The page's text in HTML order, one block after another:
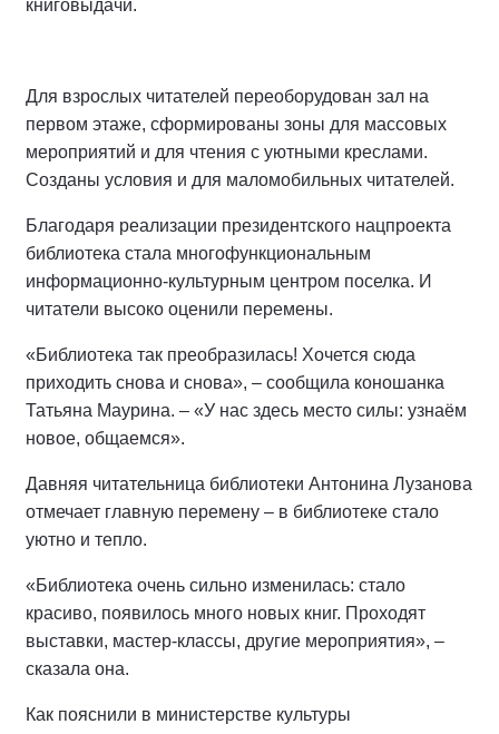
книговыдачи.
Для взрослых читателей переоборудован зал на
первом этаже, сформированы зоны для массовых
мероприятий и для чтения с уютными креслами.
Созданы условия и для маломобильных читателей.
Благодаря реализации президентского нацпроекта
библиотека стала многофункциональным
информационно-культурным центром поселка. И
читатели высоко оценили перемены.
«Библиотека так преобразилась! Хочется сюда
приходить снова и снова», – сообщила коношанка
Татьяна Маурина. – «У нас здесь место силы: узнаём
новое, общаемся».
Давняя читательница библиотеки Антонина Лузанова
отмечает главную перемену – в библиотеке стало
уютно и тепло.
«Библиотека очень сильно изменилась: стало
красиво, появилось много новых книг. Проходят
выставки, мастер-классы, другие мероприятия», –
сказала она.
Как пояснили в министерстве культуры